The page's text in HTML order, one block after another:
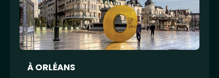
À ORLÉANS